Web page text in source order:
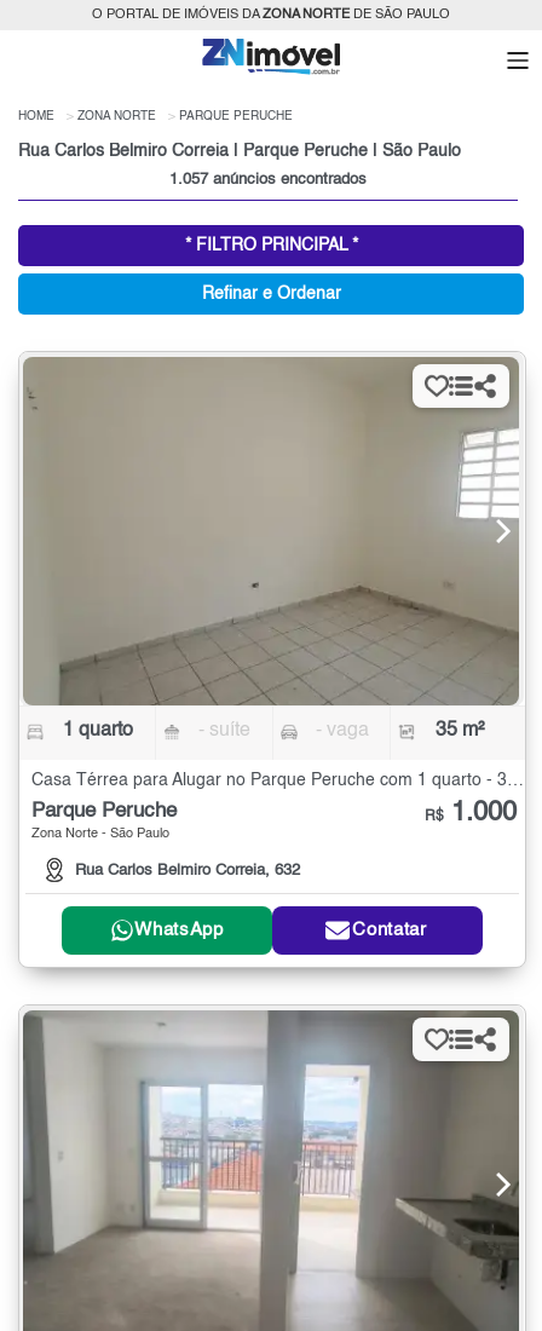
O PORTAL DE IMÓVEIS DAZONA NORTEDE SÃO PAULO
HOME ZONA NORTE PARQUE PERUCHE
Rua Carlos Belmiro Correia | Parque Peruche | São Paulo
1.057 anúncios encontrados
* FILTRO PRINCIPAL *
Refinar e Ordenar
1 quarto - suíte - vaga 35 m²
Casa Térrea para Alugar no Parque Peruche com 1 quarto - 35 m²
Parque Peruche
Zona Norte - São Paulo
Rua Carlos Belmiro Correia, 632
R$ 1.000
WhatsApp Contatar